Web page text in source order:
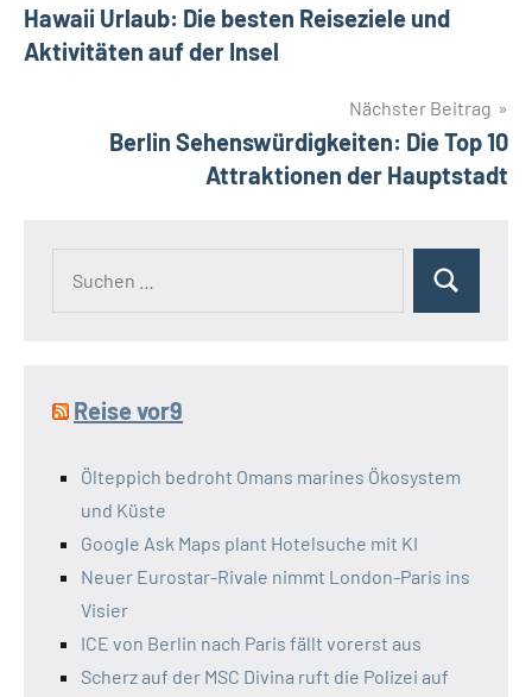
Hawaii Urlaub: Die besten Reiseziele und
Aktivitäten auf der Insel
Nächster Beitrag
Berlin Sehenswürdigkeiten: Die Top 10
Attraktionen der Hauptstadt
Suchen
Reise vor9
Ölteppich bedroht Omans marines Ökosystem
und Küste
Google Ask Maps plant Hotelsuche mit KI
Neuer Eurostar-Rivale nimmt London-Paris ins
Visier
ICE von Berlin nach Paris fällt vorerst aus
Scherz auf der MSC Divina ruft die Polizei auf